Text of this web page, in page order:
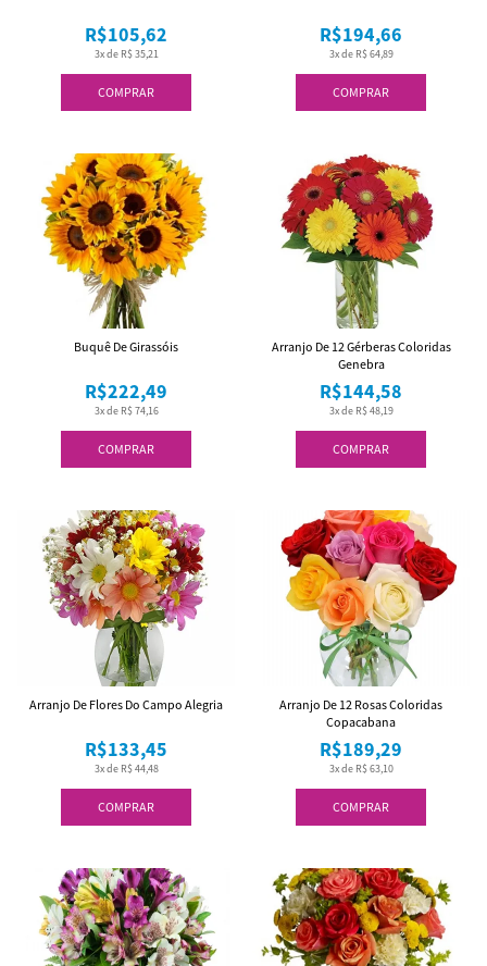
COMPRAR
3x de R$ 35,21
R$105,62
COMPRAR
3x de R$ 64,89
R$194,66
COMPRAR
3x de R$ 74,16
R$222,49
Buquê De Girassóis
COMPRAR
3x de R$ 48,19
R$144,58
Arranjo De 12 Gérberas Coloridas
Genebra
COMPRAR
3x de R$ 44,48
R$133,45
Arranjo De Flores Do Campo Alegria
COMPRAR
3x de R$ 63,10
R$189,29
Arranjo De 12 Rosas Coloridas
Copacabana